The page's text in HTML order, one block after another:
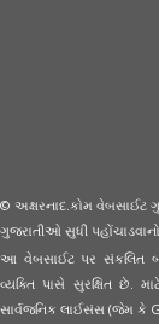
© અક્ષરનાદ.કોમ વેબસાઈટ
ગુજરાતીઓ સુધી
આ વેબસાઈટ પર સંકલિત
વ્યક્તિ પાસે સુરક્ષિત છે.
સાર્વજનિક લાઈસંસ (જેમ કે